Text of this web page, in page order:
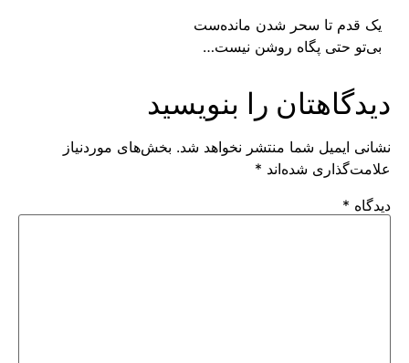
یک قدم تا سحر شدن مانده‌ست
بی‌تو حتی پگاه روشن نیست…
دیدگاهتان را بنویسید
نشانی ایمیل شما منتشر نخواهد شد. بخش‌های موردنیاز
علامت‌گذاری شده‌اند *
دیدگاه *